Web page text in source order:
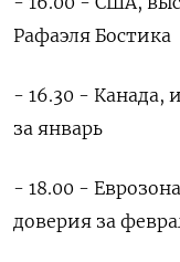
Рафаэля Бостика
- 16.30 - Канада,
за январь
- 18.00 -
доверия за